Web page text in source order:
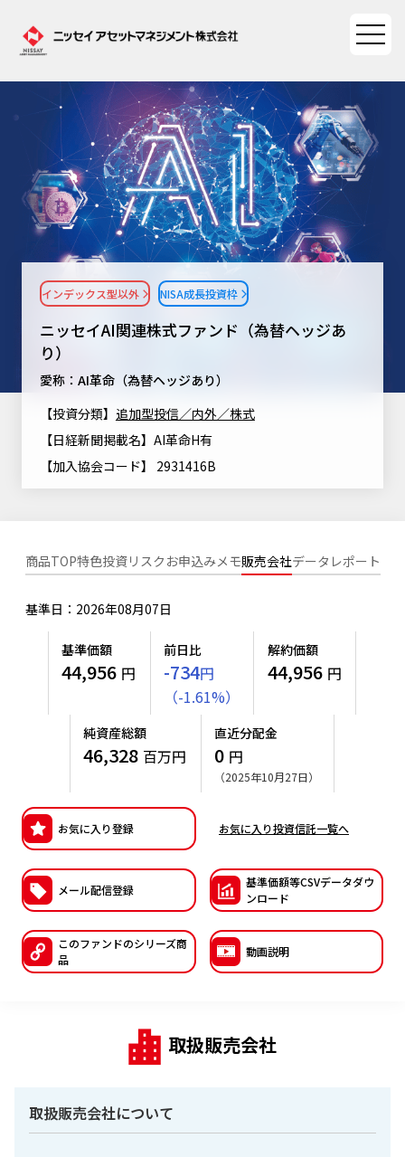
ファンド情報
ファンド情報TOP
基準価額一覧
ファンド検索
ファンド比較
決算カレンダー
海外休日カレンダー
投資信託新商品のご案内
投資信託償還商品のご案内
確定拠出年金について
確定拠出年金制度について
確定拠出年金での商品の選び方について
マーケット情報
マーケット情報TOP
マーケット指数
大関 洋の「十字路」
ファンドレポート
資産形成ポータル
資産形成ポータルTOP
資産形成サービス
Goal Navi
お問い合わせ
よくあるご質問
投資の教室
サステナビリティ
サステナビリティTOP
SDGsとは？
トップメッセージ
サステナビリティ経営基本方針
ニッセイアセットの重要課題
サステナビリティへの取り組み
サステナビリティレポート
サステナブル投資
日本版スチュワードシップ・コードへの対応
ESGへの取り組み
議決権行使について
国内株式議決権行使の方針と判断基準
サステナビリティレポート等
ニッセイアセットについて
ニッセイアセットについてTOP
方針・その他開示情報
採用情報
公式キャラクターのご紹介
最新情報
検索したいキーワードを入力してください。
資産形成はじめるなら
ニッセイAI関連株式ファンド（為替ヘッジあ
り）
愛称：AI革命（為替ヘッジあり）
インデックス型以外 NISA成長投資枠
【投資分類】 追加型投信／内外／株式
【日経新聞掲載名】AI革命H有
【加入協会コード】 2931416B
商品TOP特色投資リスク お申込みメモ販売会社データ レポート
基準日：2026年08月07日
基準価額
44,956 円
前日比
-734円
（-1.61%）
解約価額
44,956 円
純資産総額
46,328 百万円
直近分配金
0 円
（2025年10月27日）
お気に入り登録 お気に入り投資信託一覧へ
メール配信登録
基準価額等CSVデータダウ
ンロード
このファンドのシリーズ商
品
動画説明
取扱販売会社
取扱販売会社について